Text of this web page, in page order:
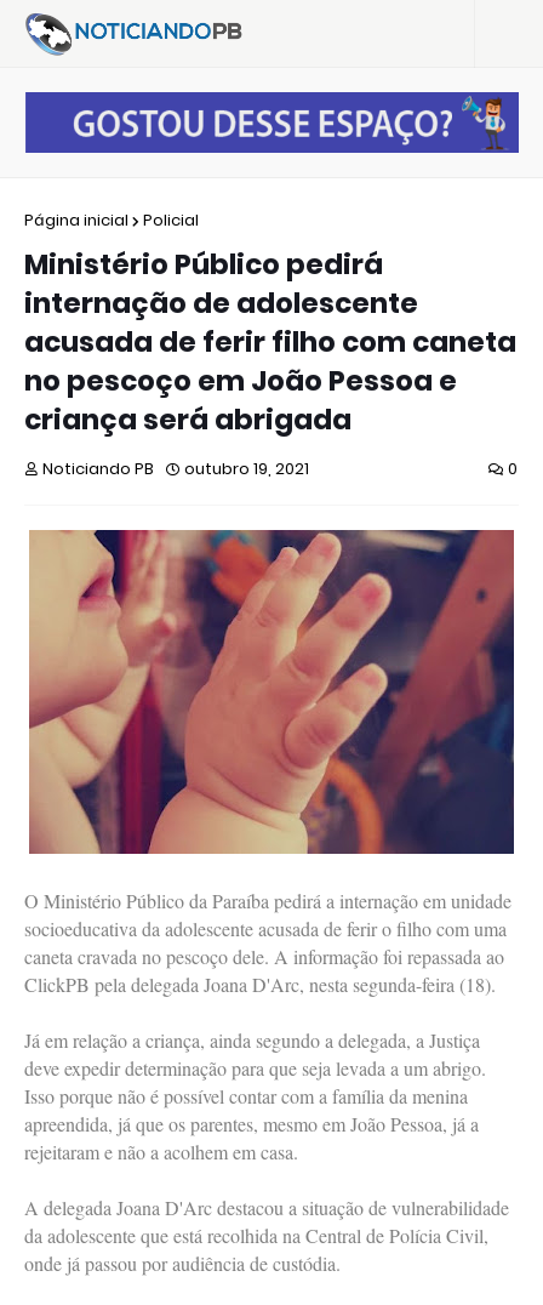
Página inicial Policial
Ministério Público pedirá
internação de adolescente
acusada de ferir filho com caneta
no pescoço em João Pessoa e
criança será abrigada
Noticiando PB outubro 19, 2021 0
O Ministério Público da Paraíba pedirá a internação em unidade
socioeducativa da adolescente acusada de ferir o filho com uma
caneta cravada no pescoço dele. A informação foi repassada ao
ClickPB pela delegada Joana D'Arc, nesta segunda-feira (18).
Já em relação a criança, ainda segundo a delegada, a Justiça
deve expedir determinação para que seja levada a um abrigo.
Isso porque não é possível contar com a família da menina
apreendida, já que os parentes, mesmo em João Pessoa, já a
rejeitaram e não a acolhem em casa.
A delegada Joana D'Arc destacou a situação de vulnerabilidade
da adolescente que está recolhida na Central de Polícia Civil,
onde já passou por audiência de custódia.